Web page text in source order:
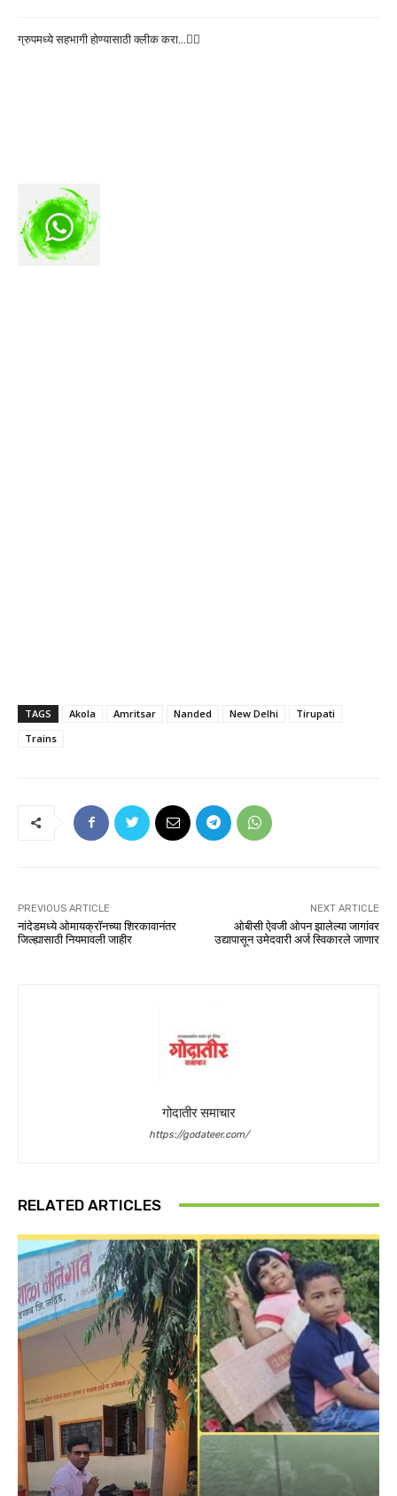
ग्रुपमध्ये सहभागी होण्यासाठी क्लीक करा…👆🏻
TAGS Akola Amritsar Nanded New Delhi
Tirupati
Trains
PREVIOUS ARTICLE
नांदेडमध्ये ओमायक्रॉनच्‍या शिरकावानंतर
जिल्ह्यासाठी नियमावली जाहीर
NEXT ARTICLE
ओबीसी ऐवजी ओपन झालेल्या जागांवर
उद्यापासून उमेदवारी अर्ज स्विकारले जाणार
गोदातीर समाचार
https://godateer.com/
RELATED ARTICLES